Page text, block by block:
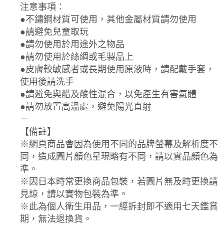
注意事項：
●不鏽鋼材質可使用，其他金屬材質請勿使用
●請避免兒童取玩
●請勿使用於用途外之物品
●請勿使用於絲綢或毛製品上
●皮膚較敏感者或長期使用原液時，請配戴手套，
使用後請洗手
●請避免與醋及酸性混合，以免產生有害氣體
●請勿放置高溫處，避免陽光直射
－
【備註】
※網頁商品會因為使用不同的品牌螢幕及解析度不
同，造成圖片顏色呈現略有不同，請以實品顏色為
準。
※因日本時常更換商品包裝，若圖片無及時更換請
見諒，請以實物包裝為準。
※此為個人衛生用品，一經拆封即不適用七天鑑賞
期，無法退換貨。